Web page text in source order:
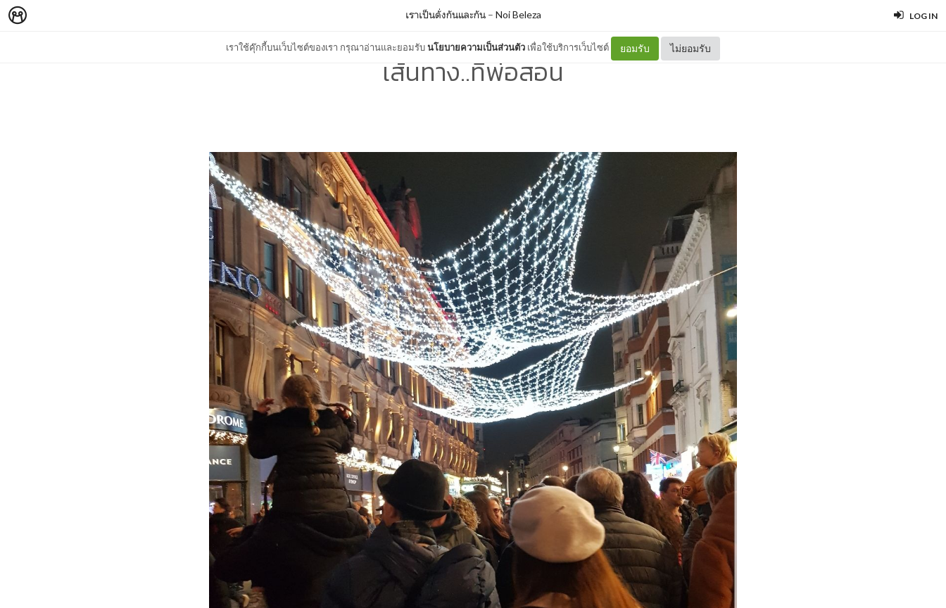
LOG IN
เราใช้คุ๊กกี้บนเว็บไซต์ของเรา กรุณาอ่านและยอมรับนโยบายความเป็นส่วนตัว เพื่อใช้บริการเว็บไซต์ ยอมรับ ไม่ยอมรับ
เราเป็นดั่งกันและกัน– Noi Beleza
เส้นทาง..ที่พ่อสอน